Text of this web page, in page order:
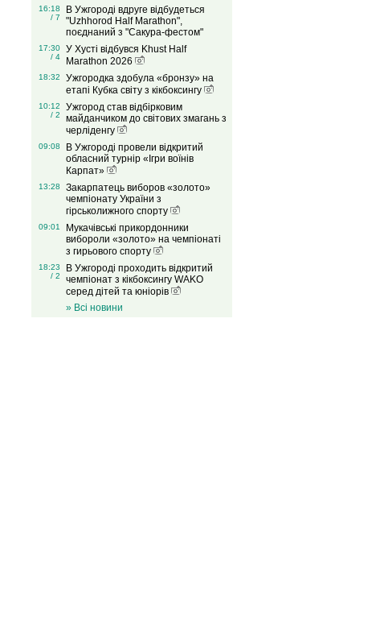
16:18
/ 7
В Ужгороді вдруге відбудеться
"Uzhhorod Half Marathon",
поєднаний з "Сакура-фестом"
17:30
/ 4
У Хусті відбувся Khust Half
Marathon 2026
18:32
Ужгородка здобула «бронзу» на
етапі Кубка світу з кікбоксингу
10:12
/ 2
Ужгород став відбірковим
майданчиком до світових змагань з
черліденгу
09:08
В Ужгороді провели відкритий
обласний турнір «Ігри воїнів
Карпат»
13:28
Закарпатець виборов «золото»
чемпіонату України з
гірськолижного спорту
09:01
Мукачівські прикордонники
вибороли «золото» на чемпіонаті
з гирьового спорту
18:23
/ 2
В Ужгороді проходить відкритий
чемпіонат з кікбоксингу WAKO
серед дітей та юніорів
» Всі новини